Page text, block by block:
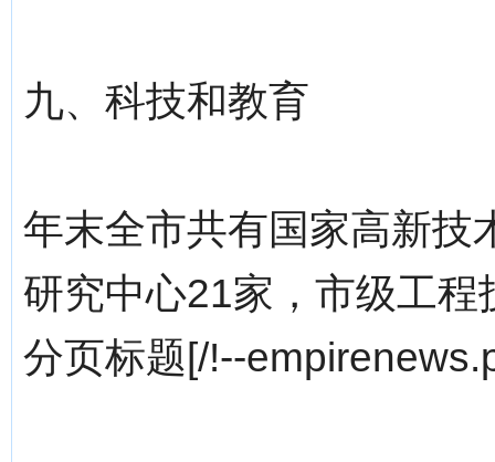
九、科技和教育
年末全市共有国家高新技
研究中心21家，市级工
分页标题[/!--